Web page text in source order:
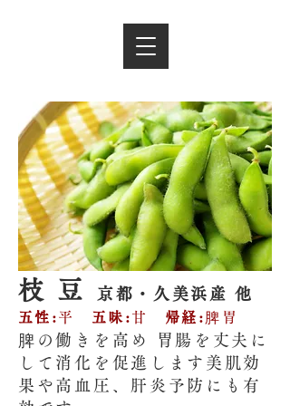
枝 豆 京都・久美浜産 他
五性:平 五味:甘 帰経: 脾胃
脾の働きを高め 胃腸を丈夫に
して消化を促進します美肌効
果や高血圧、肝炎予防にも有